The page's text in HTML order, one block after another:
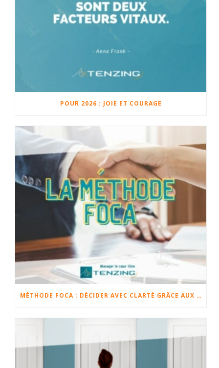
POUR 2026 : JOIE ET COURAGE
MÉTHODE FOCA : DÉCIDER AVEC CLARTÉ GRÂCE AUX FAITS, OPINIONS, CHANGEMENTS ET ACTIONS